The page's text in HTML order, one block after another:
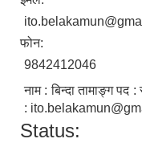
फोन:
9842412046
नाम : बिन्दा तामाङ्ग
:
Status: